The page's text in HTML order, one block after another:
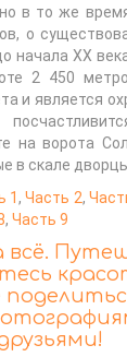
в то же
о
начала XX
2 450
и является
на ворота
в скале
1,Часть 2,
, Часть 9
всё.